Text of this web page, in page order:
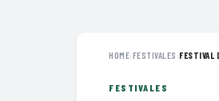
HOME›FESTIVALES ›FESTIVAL
FESTIVALES